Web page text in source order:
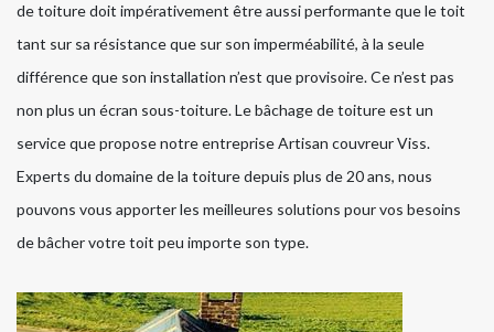
de toiture doit impérativement être aussi performante que le toit
tant sur sa résistance que sur son imperméabilité, à la seule
différence que son installation n’est que provisoire. Ce n’est pas
non plus un écran sous-toiture. Le bâchage de toiture est un
service que propose notre entreprise Artisan couvreur Viss.
Experts du domaine de la toiture depuis plus de 20 ans, nous
pouvons vous apporter les meilleures solutions pour vos besoins
de bâcher votre toit peu importe son type.